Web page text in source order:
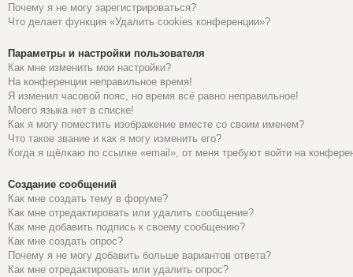
Почему я не могу зарегистрироваться?
Что делает функция «Удалить cookies конференции»?
Параметры и настройки пользователя
Как мне изменить мои настройки?
На конференции неправильное время!
Я изменил часовой пояс, но время всё равно неправильное!
Моего языка нет в списке!
Как я могу поместить изображение вместе со своим именем?
Что такое звание и как я могу изменить его?
Когда я щёлкаю по ссылке «email», от меня требуют войти на
Создание сообщений
Как мне создать тему в форуме?
Как мне отредактировать или удалить сообщение?
Как мне добавить подпись к своему сообщению?
Как мне создать опрос?
Почему я не могу добавить больше вариантов ответа?
Как мне отредактировать или удалить опрос?